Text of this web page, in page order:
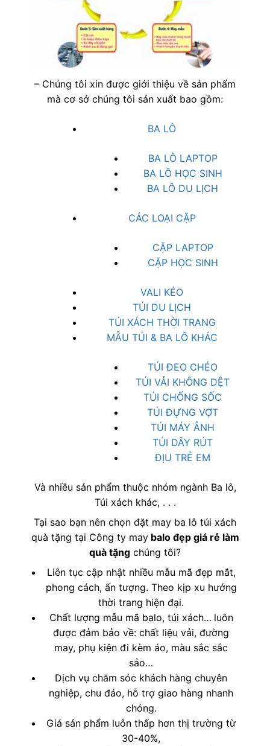
– Chúng tôi xin được giới thiệu về sản phẩm
mà cơ sở chúng tôi sản xuất bao gồm:
BA LÔ
BA LÔ LAPTOP
BA LÔ HỌC SINH
BA LÔ DU LỊCH
CÁC LOẠI CẶP
CẶP LAPTOP
CẶP HỌC SINH
VALI KÉO
TÚI DU LỊCH
TÚI XÁCH THỜI TRANG
MẪU TÚI & BA LÔ KHÁC
TÚI ĐEO CHÉO
TÚI VẢI KHÔNG DỆT
TÚI CHỐNG SỐC
TÚI ĐỰNG VỢT
TÚI MÁY ẢNH
TÚI DÂY RÚT
ĐỊU TRẺ EM
Và nhiều sản phẩm thuộc nhóm ngành Ba lô,
Túi xách khác, . . .
Tại sao bạn nên chọn đặt may ba lô túi xách
quà tặng tại Công ty maybalo đẹp giá rẻ làm
quà tặng chúng tôi?
Liên tục cập nhật nhiều mẫu mã đẹp mắt,
phong cách, ấn tượng. Theo kịp xu hướng
thời trang hiện đại.
Chất lượng mẫu mã balo, túi xách… luôn
được đảm bảo về: chất liệu vải, đường
may, phụ kiện đi kèm áo, màu sắc sắc
sảo…
Dịch vụ chăm sóc khách hàng chuyên
nghiệp, chu đáo, hỗ trợ giao hàng nhanh
chóng.
Giá sản phẩm luôn thấp hơn thị trường từ
30-40%,